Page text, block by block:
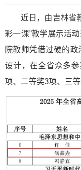
近日，由吉林省
彩一课”教学展示活
院教师凭借过硬的
设计，在全省众多
项、二等奖3项、三等